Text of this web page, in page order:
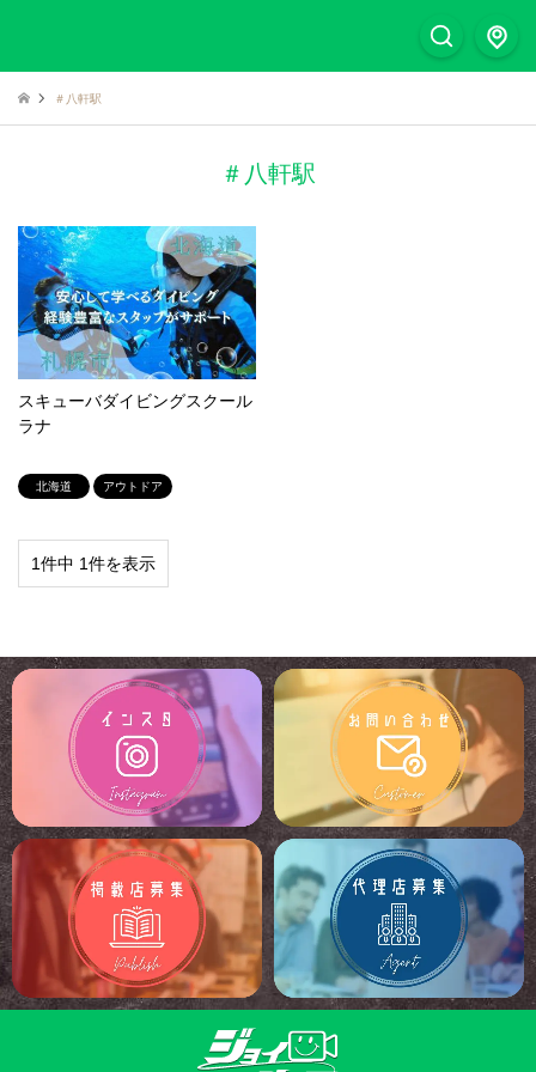
＃八軒駅
＃八軒駅
スキューバダイビングスクール
ラナ
北海道 アウトドア
1件中 1件を表示